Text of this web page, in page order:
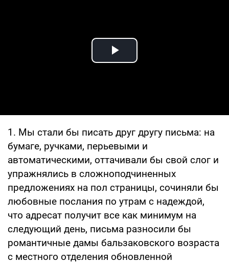
Play Video
1. Мы стали бы писать друг другу письма: на
бумаге, ручками, перьевыми и
автоматическими, оттачивали бы свой слог и
упражнялись в сложноподчиненных
предложениях на пол страницы, сочиняли бы
любовные послания по утрам с надеждой,
что адресат получит все как минимум на
следующий день, письма разносили бы
романтичные дамы бальзаковского возраста
с местного отделения обновленной